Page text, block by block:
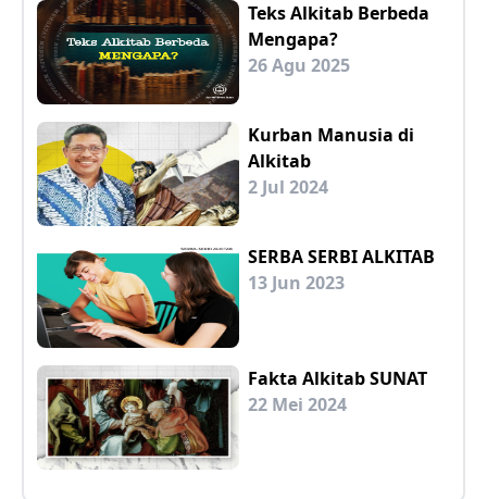
Teks Alkitab Berbeda
Mengapa?
26 Agu 2025
Kurban Manusia di
Alkitab
2 Jul 2024
SERBA SERBI ALKITAB
13 Jun 2023
Fakta Alkitab SUNAT
22 Mei 2024